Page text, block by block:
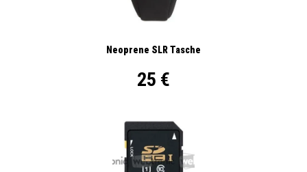
Neoprene SLR Tasche
25 €